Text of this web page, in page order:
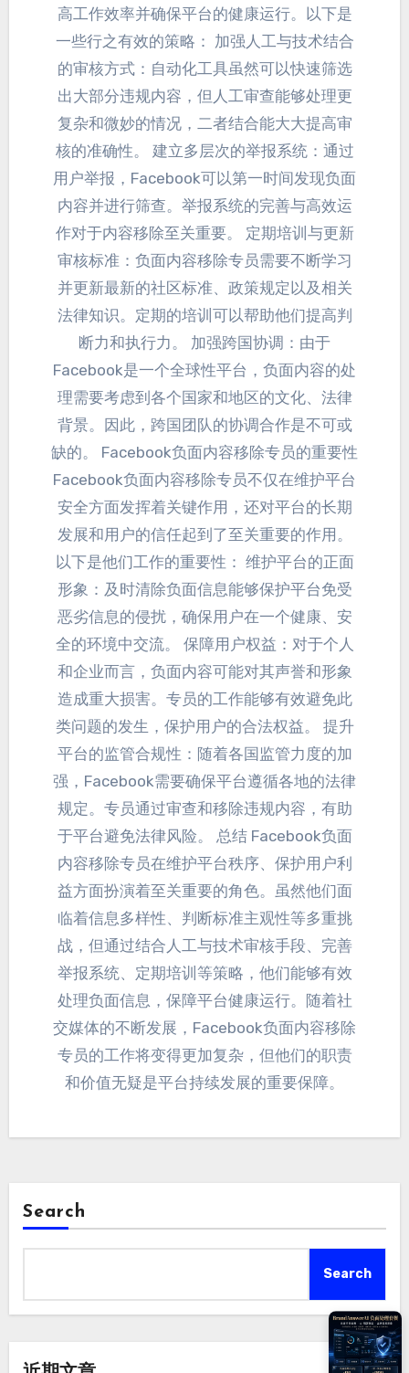
高工作效率并确保平台的健康运行。
以下是
一些行之有效的策略 ： 加强人工与技术结合
的审核方式： 自动化工具虽然可以快速筛选
出大部分违规内容 ， 但人工审查能够处理更
复杂和微妙的情况， 二者结合能大大提高审
核的准确性。 建立多层次的举报系统： 通过
用户举报 ， Facebook可以第一时间发现负面
内容并进行筛查。 举报系统的完善与高效运
作对于内容移除至关重要。 定期培训与更新
审核标准： 负面内容移除专员需要不断学习
并更新最新的社区标准、 政策规定以及相关
法律知识。 定期的培训可以帮助他们提高判
断力和执行力。 加强跨国协调 ： 由于
Facebook是一个全球性平台 ， 负面内容的处
理需要考虑到各个国家和地区的文化、 法律
背景。 因此， 跨国团队的协调合作是不可或
缺的。 Facebook负面内容移除专员的重要性
Facebook负面内容移除专员不仅在维护平台
安全方面发挥着关键作用 ， 还对平台的长期
发展和用户的信任起到了至关重要的作用 。
以下是他们工作的重要性 ： 维护平台的正面
形象 ： 及时清除负面信息能够保护平台免受
恶劣信息的侵扰， 确保用户在一个健康、 安
全的环境中交流。 保障用户权益 ： 对于个人
和企业而言， 负面内容可能对其声誉和形象
造成重大损害。 专员的工作能够有效避免此
类问题的发生 ， 保护用户的合法权益。 提升
平台的监管合规性 ： 随着各国监管力度的加
强 ， Facebook需要确保平台遵循各地的法律
规定。 专员通过审查和移除违规内容 ， 有助
于平台避免法律风险。 总结 Facebook负面
内容移除专员在维护平台秩序、 保护用户利
益方面扮演着至关重要的角色。 虽然他们面
临着信息多样性、 判断标准主观性等多重挑
战， 但通过结合人工与技术审核手段、 完善
举报系统、 定期培训等策略 ， 他们能够有效
处理负面信息 ， 保障平台健康运行。
随着社
交媒体的不断发展 ， Facebook负面内容移除
专员的工作将变得更加复杂， 但他们的职责
和价值无疑是平台持续发展的重要保障。
Search
Search